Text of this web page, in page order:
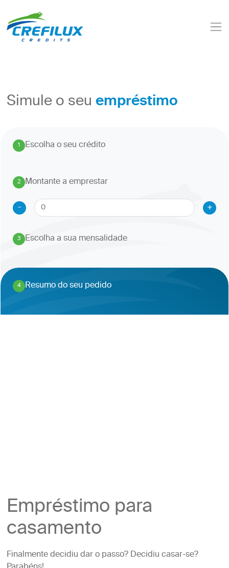
Simule o seuempréstimo
1. Escolha o seu crédito
2
.
Montante a emprestar
-
+
3
. Escolha a sua mensalidade
4
. Resumo do seu pedido
Empréstimo para
casamento
Finalmente decidiu dar o passo? Decidiu casar-se?